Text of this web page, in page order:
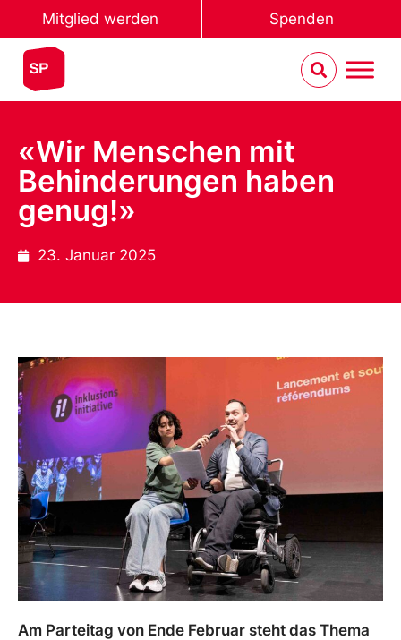
Mitglied werden Spenden
«Wir Menschen mit
Behinderungen haben
genug!»
23. Januar 2025
Am Parteitag von Ende Februar steht das Thema